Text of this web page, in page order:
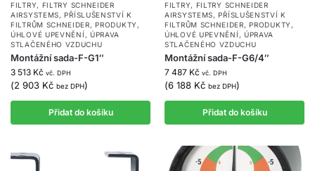
FILTRY, FILTRY SCHNEIDER
AIRSYSTEMS,PŘÍSLUŠENSTVÍ K
FILTRŮM SCHNEIDER,PRODUKTY ,
ÚHLOVÉ UPEVNĚNÍ , ÚPRAVA
STLAČENÉHO VZDUCHU
Montážní sada-F-G1″
3 513 Kč vč. DPH
(2 903 Kč bez DPH)
Přidat do košíku
FILTRY, FILTRY SCHNEIDER
AIRSYSTEMS,PŘÍSLUŠENSTVÍ K
FILTRŮM SCHNEIDER,PRODUKTY ,
ÚHLOVÉ UPEVNĚNÍ , ÚPRAVA
STLAČENÉHO VZDUCHU
Montážní sada-F-G6/4″
7 487 Kč vč. DPH
(6 188 Kč bez DPH)
Přidat do košíku